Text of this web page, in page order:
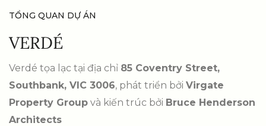
TỔNG QUAN DỰ ÁN
VERDÉ
Verdé tọa lạc tại địa chỉ 85 Coventry Street,
Southbank, VIC 3006, phát triển bởi Virgate
Property Group và kiến trúc bởi Bruce Henderson
Architects